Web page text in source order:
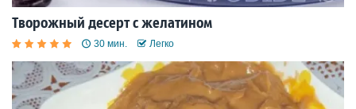
Творожный десерт с желатином
30 мин. Легко